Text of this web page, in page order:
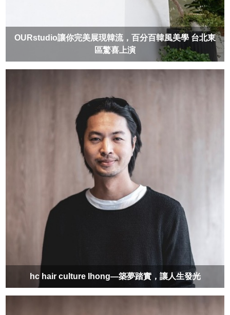
OURstudio讓你完美展現韓流，百分百韓風美學 台北東
區驚喜上演
hc hair culture Ihong—築夢踏實，讓人生發光